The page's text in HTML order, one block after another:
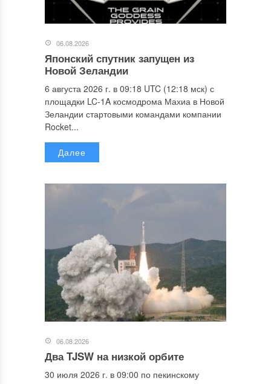
06.08.2026
Японский спутник запущен из
Новой Зеландии
6 августа 2026 г. в 09:18 UTC (12:18 мск) с
площадки LC-1A космодрома Махиа в Новой
Зеландии стартовыми командами компании
Rocket...
Далее
06.08.2026
Два TJSW на низкой орбите
30 июля 2026 г. в 09:00 по пекинскому